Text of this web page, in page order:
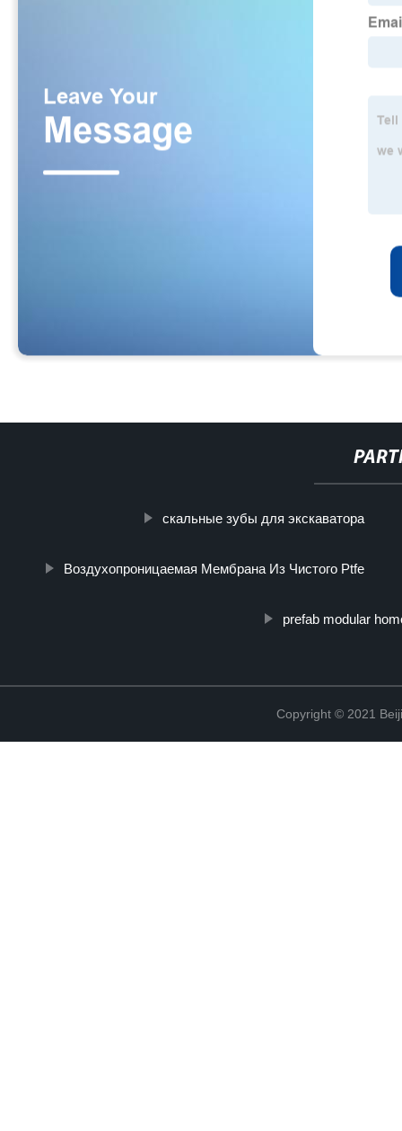
скальные зубы для экскаватора
Воздухопроницаемая Мембрана Из Чистого Ptfe
prefab modular
Copyright © 2021